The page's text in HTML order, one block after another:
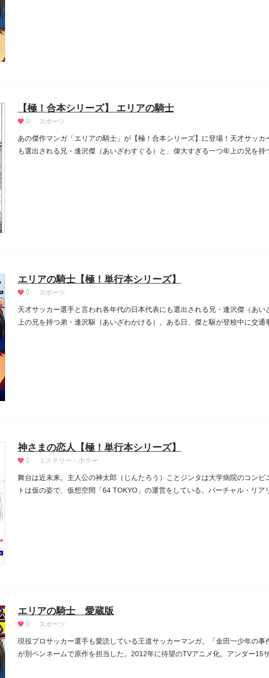
【極！合本シリーズ】 エリアの騎士
0 スポーツ
あの傑作マンガ「エリアの騎士」が【極！合本シリーズ】に登場！天才サッカ
も選出される兄・逢沢傑（あいざわすぐる）と、偉大すぎる一つ年上の兄を持
エリアの騎士【極！単行本シリーズ】
0 スポーツ
天才サッカー選手と言われ各年代の日本代表にも選出される兄・逢沢傑（あ
上の兄を持つ弟・逢沢駆（あいざわかける）。ある日、傑と駆が登校中に交通
神さまの恋人【極！単行本シリーズ】
0 ミステリー・ホラー
舞台は近未来。主人公の神太郎（じんたろう）ことジンタは大学病院のコンビ
トは仮の姿で、仮想空間「64 TOKYO」の運営をしている。バーチャル・リア
エリアの騎士 愛蔵版
0 スポーツ
現役プロサッカー選手も愛読している王道サッカーマンガ。「金田一少年の
が別ペンネームで原作を担当した。2012年に待望のTVアニメ化。アンダー15